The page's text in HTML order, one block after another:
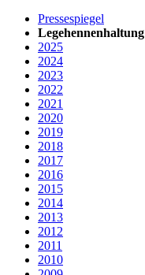
Pressespiegel
Legehennenhaltung
2025
2024
2023
2022
2021
2020
2019
2018
2017
2016
2015
2014
2013
2012
2011
2010